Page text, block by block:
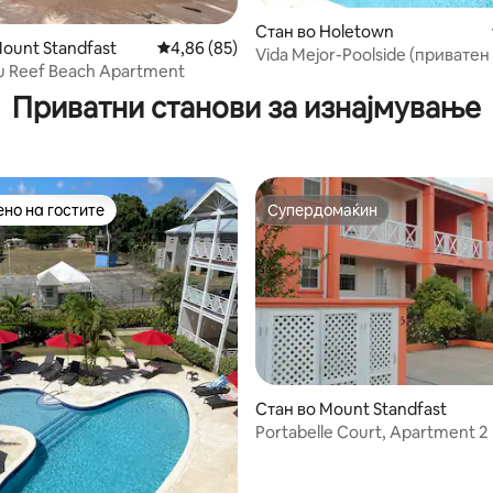
5, 83 рецензии
Standfast Просечна оцена: 4,86 од 5, 85 рецензии
4,86 (85)
Reef Beach Apartment
Стан во Holetown
Vida Mejor-Poolside
Приватни станови за изнајмување
5, 15 рецензии
„Омилени на гостите“
на гостите Супердомаќин
Супердомаќин
Стан во Mount Standfast
Portabelle Court, Apartment 2